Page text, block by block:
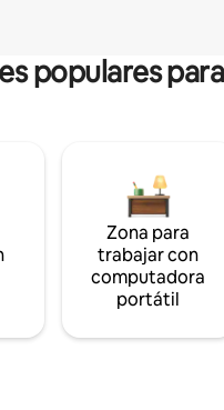
populares
Zona para
trabajar con
computadora
portátil